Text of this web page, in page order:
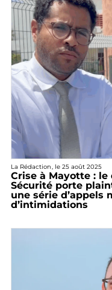
La Rédaction, le 25 août 2025
Crise à Mayotte : le
Sécurité porte
une série d’appels
d’intimidations